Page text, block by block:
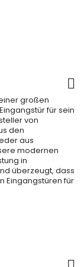
großen
für sein
von
den
aus
modernen
in
überzeugt, dass
Eingangstüren für